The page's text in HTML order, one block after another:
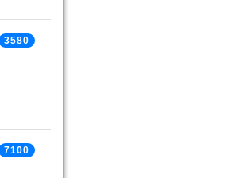
3580
7100